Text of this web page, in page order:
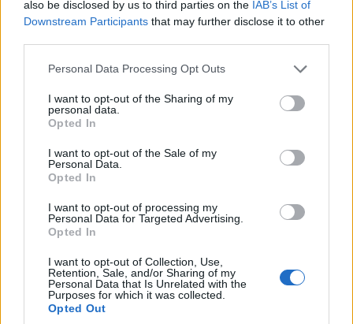
also be disclosed by us to third parties on the IAB’s List of
Downstream Participants that may further disclose it to other
Please note that this website/app uses one or more Google
not limited to your visit or usage behaviour. You may click to
grant or deny consent to Google and its third-party tags to
use your data for below specified purposes in below Google
consent section.
Personal Data Processing Opt Outs
I want to opt-out of the Sharing of my
personal data.
Opted In
I want to opt-out of the Sale of my
Personal Data.
Opted In
I want to opt-out of processing my
Personal Data for Targeted Advertising.
Opted In
I want to opt-out of Collection, Use,
Retention, Sale, and/or Sharing of my
Personal Data that Is Unrelated with the
Purposes for which it was collected.
Opted Out